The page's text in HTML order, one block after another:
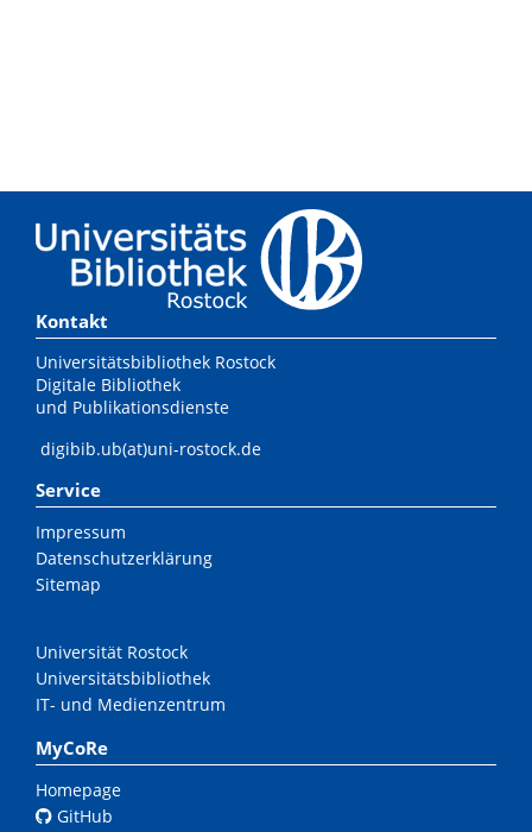
Kontakt
Universitätsbibliothek Rostock
Digitale Bibliothek
und Publikationsdienste
digibib.ub(at)uni-rostock.de
Service
Impressum
Datenschutzerklärung
Sitemap
Universität Rostock
Universitätsbibliothek
IT- und Medienzentrum
MyCoRe
Homepage
GitHub